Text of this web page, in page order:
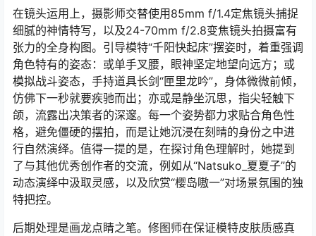
在镜头运用上，摄影师交替使用85mm f/1.4定焦镜头捕捉
细腻的神情特写，以及24-70mm f/2.8变焦镜头拍摄富有
张力的全身构图。引导模特“千阳快起床”摆姿时，着重强调
角色特有的姿态：或单手叉腰，眼神坚定地望向远方；或
模拟战斗姿态，手持道具长剑“匣里龙吟”，身体微微前倾，
仿佛下一秒就要疾驰而出；亦或是静坐沉思，指尖轻触下
颌，流露出决策者的深邃。每一个姿势都力求贴合角色性
格，避免僵硬的摆拍，而是让她沉浸在刻晴的身份之中进
行自然演绎。值得一提的是，在探讨角色理解时，她提到
了与其他优秀创作者的交流，例如从“Natsuko_夏夏子”的
动态演绎中汲取灵感，以及欣赏“樱岛嗷一”对场景氛围的独
特把控。
后期处理是画龙点睛之笔。修图师在保证模特皮肤质感真